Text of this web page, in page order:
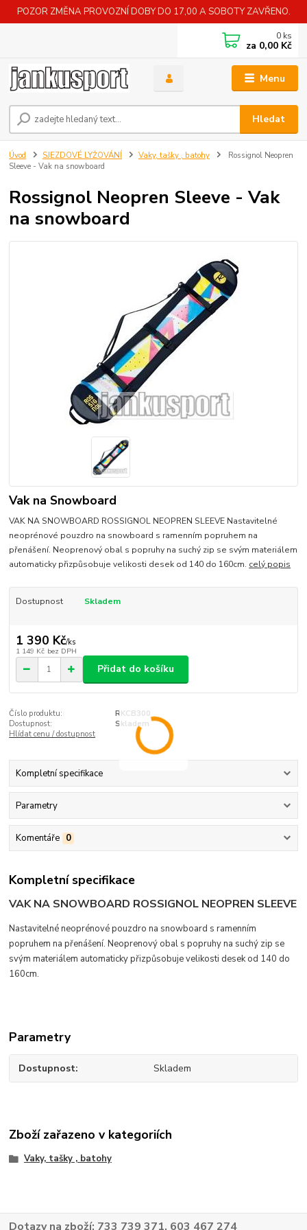
POZOR ZMĚNA PROVOZNÍ DOBY DO 17,00 A SOBOTY ZAVŘENO.
Menu
Hledat
0 ks
za 0,00 Kč
Úvod SJEZDOVÉ LYŽOVÁNÍ Vaky, tašky , batohy
Rossignol Neopren
Sleeve - Vak na snowboard
Rossignol Neopren Sleeve - Vak
na snowboard
Vak na Snowboard
VAK NA SNOWBOARD ROSSIGNOL NEOPREN SLEEVE Nastavitelné
neoprénové pouzdro na snowboard s ramenním popruhem na
přenášení. Neoprenový obal s popruhy na suchý zip se svým materiálem
automaticky přizpůsobuje velikosti desek od 140 do 160cm. celý popis
Dostupnost Skladem
1 390 Kč/ks
1 149 Kč bez DPH
Přidat do košíku
Číslo produktu:
RKCB300
Dostupnost:
Skladem
Hlídat cenu / dostupnost
Kompletní specifikace
Parametry
Komentáře 0
Kompletní specifikace
VAK NA SNOWBOARD ROSSIGNOL NEOPREN SLEEVE
Nastavitelné neoprénové pouzdro na snowboard s ramenním
popruhem na přenášení. Neoprenový obal s popruhy na suchý zip se
svým materiálem automaticky přizpůsobuje velikosti desek od 140 do
160cm.
Parametry
Dostupnost Skladem
Zboží zařazeno v kategoriích
Vaky, tašky , batohy
Dotazy na zboží: 733 739 371, 603 467 274